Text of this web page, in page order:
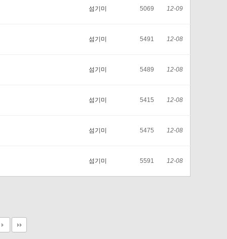
섬기미 5069 12-09
섬기미 5491 12-08
섬기미 5489 12-08
섬기미 5415 12-08
섬기미 5475 12-08
섬기미 5591 12-08